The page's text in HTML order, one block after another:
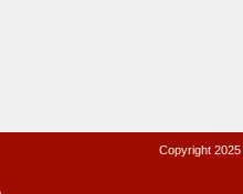
Copyright 2025